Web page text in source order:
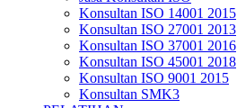
Konsultan ISO 14001 2015
Konsultan ISO 27001 2013
Konsultan ISO 37001 2016
Konsultan ISO 45001 2018
Konsultan ISO 9001 2015
Konsultan SMK3